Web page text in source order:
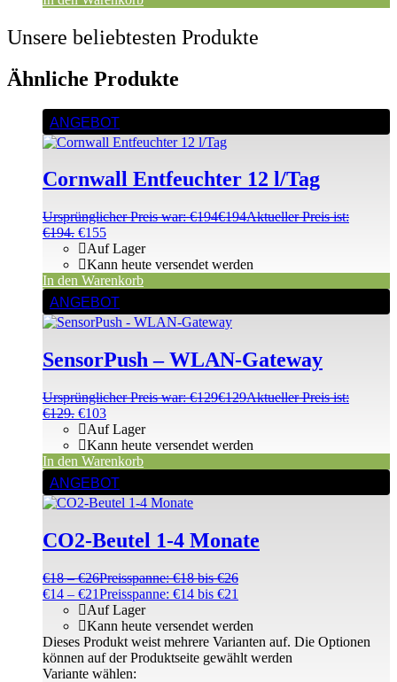
Unsere beliebtesten Produkte
Ähnliche Produkte
ANGEBOT
Cornwall Entfeuchter 12 l/Tag
Ursprünglicher Preis war: €194€194Aktueller Preis ist:
€194. €155
Auf Lager
Kann heute versendet werden
In den Warenkorb
ANGEBOT
SensorPush – WLAN-Gateway
Ursprünglicher Preis war: €129€129Aktueller Preis ist:
€129. €103
Auf Lager
Kann heute versendet werden
In den Warenkorb
ANGEBOT
CO2-Beutel 1-4 Monate
€18 –€26Preisspanne: €18 bis €26
€14 – €21Preisspanne: €14 bis €21
Auf Lager
Kann heute versendet werden
Variante wählen:
Dieses Produkt weist mehrere Varianten auf. Die Optionen
können auf der Produktseite gewählt werden